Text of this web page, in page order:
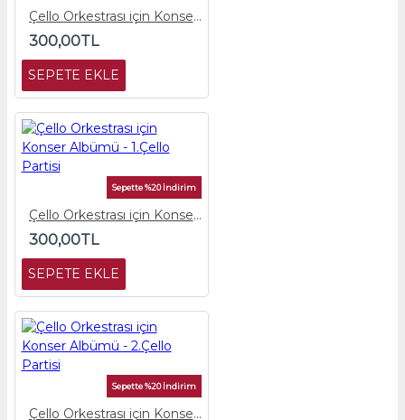
Çello Orkestrası için Konser Albümü - Partitür
300,00TL
SEPETE EKLE
Sepette %20 İndirim
Çello Orkestrası için Konser Albümü - 1.Çello Partisi
300,00TL
SEPETE EKLE
Sepette %20 İndirim
Çello Orkestrası için Konser Albümü - 2.Çello Partisi